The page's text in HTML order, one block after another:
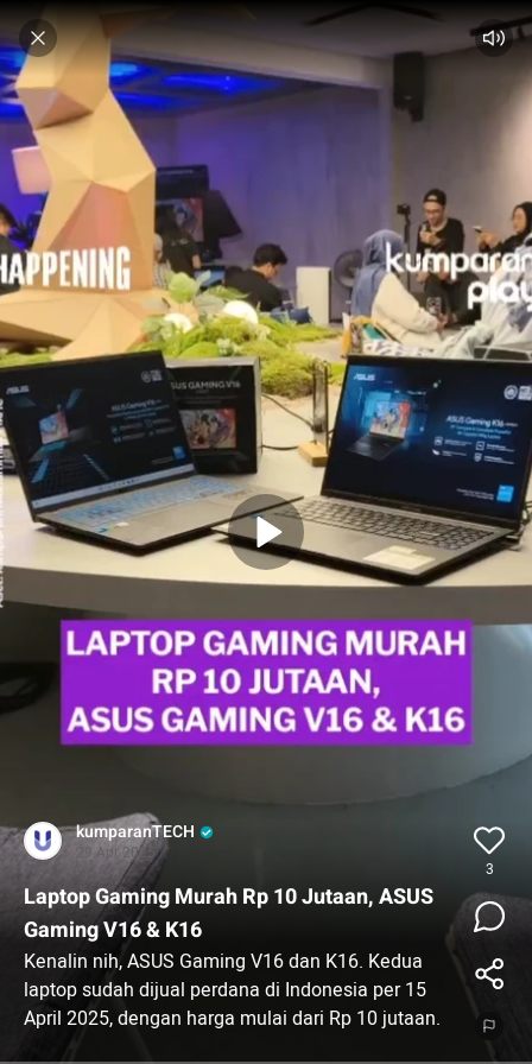
kumparanTECH
29 Apr 2025
Laptop Gaming Murah Rp 10 Jutaan, ASUS
Gaming V16 & K16
Kenalin nih, ASUS Gaming V16 dan K16. Kedua
laptop sudah dijual perdana di Indonesia per 15
April 2025, dengan harga mulai dari Rp 10 jutaan.
3